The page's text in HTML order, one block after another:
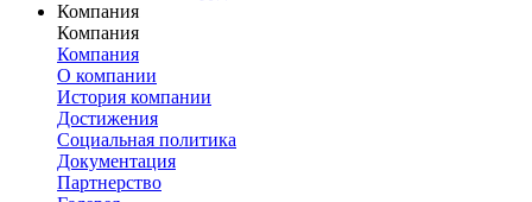
Компания
Компания
Компания
О компании
История компании
Достижения
Социальная политика
Документация
Партнерство